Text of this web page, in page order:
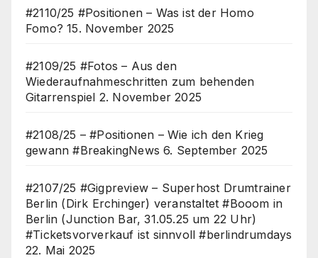
#2110/25 #Positionen – Was ist der Homo
Fomo? 15. November 2025
#2109/25 #Fotos – Aus den
Wiederaufnahmeschritten zum behenden
Gitarrenspiel 2. November 2025
#2108/25 – #Positionen – Wie ich den Krieg
gewann #BreakingNews 6. September 2025
#2107/25 #Gigpreview – Superhost Drumtrainer
Berlin (Dirk Erchinger) veranstaltet #Booom in
Berlin (Junction Bar, 31.05.25 um 22 Uhr)
#Ticketsvorverkauf ist sinnvoll #berlindrumdays
22. Mai 2025